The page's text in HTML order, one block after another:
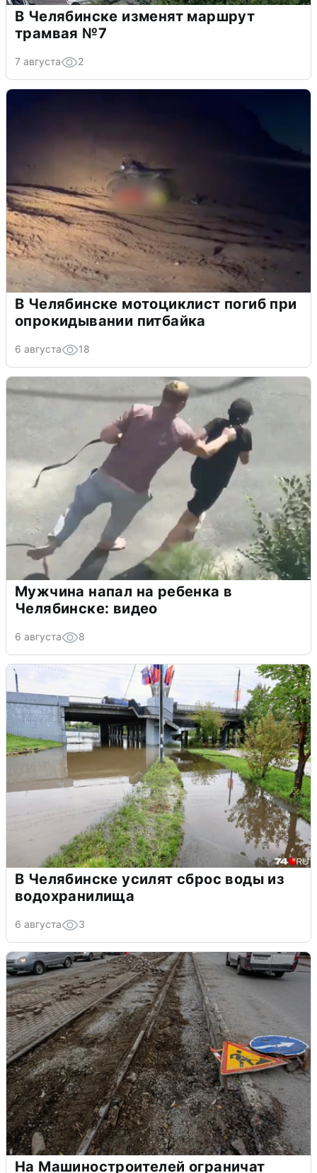
В Челябинске изменят маршрут
трамвая №7
7 августа 2
В Челябинске мотоциклист погиб при
опрокидывании питбайка
6 августа 18
Мужчина напал на ребенка в
Челябинске: видео
6 августа 8
В Челябинске усилят сброс воды из
водохранилища
6 августа 3
На Машиностроителей ограничат